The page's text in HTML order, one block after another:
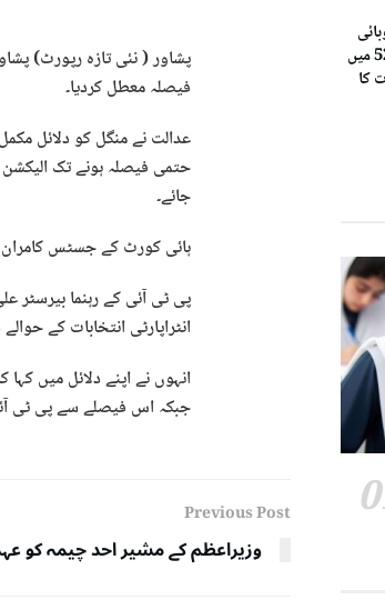
پشاور ( نئی تازہ رپورٹ)
فیصلہ معطل کردیا۔
عدالت نے منگل کو دلائل
حتمی فیصلہ ہونے تک
جائے۔
ہائی کورٹ کے جسٹس کامران
پی ٹی آئی کے رہنما بیرسٹر
انٹراپارٹی انتخابات کے
انہوں نے اپنے دلائل میں
جبکہ اس فیصلے سے پی ٹی آئی 8 فروری کے الیکشن میں حصہ بھی نہیں
Previous Post
وزیراعظم کے مشیر احد چیمہ کو
حلقہ پی پی 52 میں
کا